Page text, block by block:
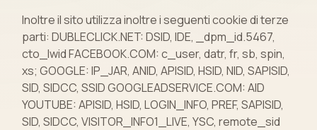
Inoltre il sito utilizza inoltre i seguenti cookie di terze
parti: DUBLECLICK.NET: DSID, IDE, _dpm_id.5467,
cto_lwid FACEBOOK.COM: c_user, datr, fr, sb, spin,
xs; GOOGLE: IP_JAR, ANID, APISID, HSID, NID, SAPISID,
SID, SIDCC, SSID GOOGLEADSERVICE.COM: AID
YOUTUBE: APISID, HSID, LOGIN_INFO, PREF, SAPISID,
SID, SIDCC, VISITOR_INFO1_LIVE, YSC, remote_sid